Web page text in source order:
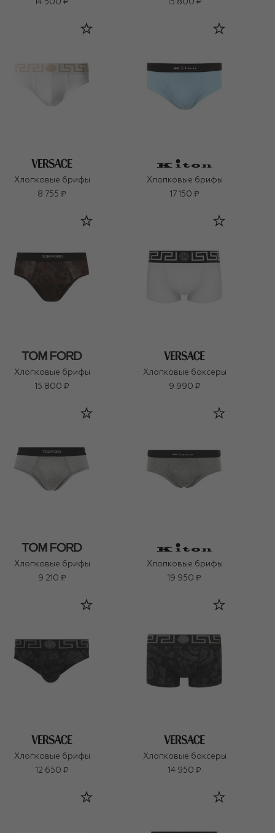
14 500 ₽ 15 800 ₽
Хлопковые брифы
8 755 ₽
Хлопковые брифы
17 150 ₽
Хлопковые брифы
15 800 ₽
Хлопковые боксеры
9 990 ₽
Хлопковые брифы
9 210 ₽
Хлопковые брифы
19 950 ₽
Хлопковые брифы
12 650 ₽
Хлопковые боксеры
14 950 ₽